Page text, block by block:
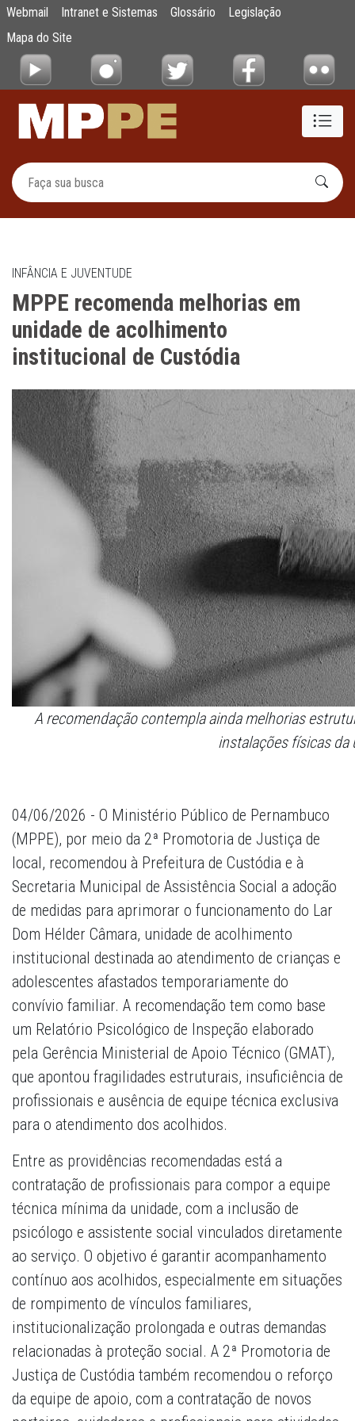
Pular para o Conteúdo principal
MPPE recomenda melhorias em unidade
Webmail Intranet e Sistemas Glossário
Legislação
Mapa do Site
INFÂNCIA E JUVENTUDE
MPPE recomenda melhorias em
unidade de acolhimento
institucional de Custódia
A recomendação contempla ainda melhorias
instalações físicas da
04/06/2026 - O Ministério Público de Pernambuco
(MPPE), por meio da 2ª Promotoria de Justiça de
local, recomendou à Prefeitura de Custódia e à
Secretaria Municipal de Assistência Social a adoção
de medidas para aprimorar o funcionamento do Lar
Dom Hélder Câmara, unidade de acolhimento
institucional destinada ao atendimento de crianças e
adolescentes afastados temporariamente do
convívio familiar. A recomendação tem como base
um Relatório Psicológico de Inspeção elaborado
pela Gerência Ministerial de Apoio Técnico (GMAT),
que apontou fragilidades estruturais, insuficiência de
profissionais e ausência de equipe técnica exclusiva
para o atendimento dos acolhidos.
Entre as providências recomendadas está a
contratação de profissionais para compor a equipe
técnica mínima da unidade, com a inclusão de
psicólogo e assistente social vinculados diretamente
ao serviço. O objetivo é garantir acompanhamento
contínuo aos acolhidos, especialmente em situações
de rompimento de vínculos familiares,
institucionalização prolongada e outras demandas
relacionadas à proteção social. A 2ª Promotoria de
Justiça de Custódia também recomendou o reforço
da equipe de apoio, com a contratação de novos